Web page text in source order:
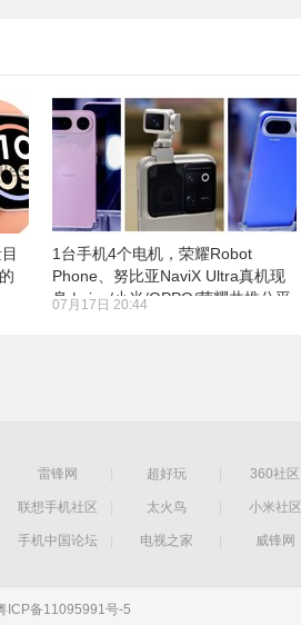
1台手机4个电机，荣耀Robot
Phone、努比亚NaviX Ultra真机现
身 | vivo/小米/OPPO/荣耀共推公平
07月17日 20:44
雷锋网 超好玩 360社区
联想手机社区 太火鸟 小米社区
手机中国论坛 电视之家 威锋网
ICP备11095991号-5